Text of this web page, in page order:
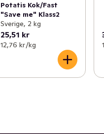
Potatis Kok/Fast
"Save me" Klass2
Sverige, 2 kg
25,51 kr
12,76 kr /kg